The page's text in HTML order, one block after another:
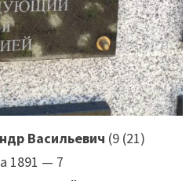
Васильевич (9 (21)
1891 — 7